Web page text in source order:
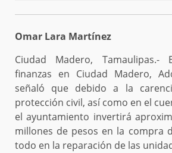
Omar Lara Martínez
Ciudad Madero,
finanzas en Ciudad Madero,
señaló que debido a la
protección civil, así como en el
el ayuntamiento invertirá
millones de pesos en la compra
todo en la reparación de las